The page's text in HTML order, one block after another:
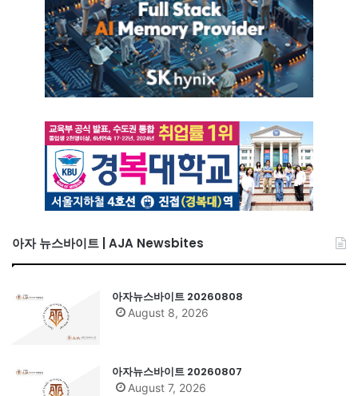
아자 뉴스바이트 | AJA Newsbites
아자뉴스바이트 20260808
August 8, 2026
아자뉴스바이트 20260807
August 7, 2026